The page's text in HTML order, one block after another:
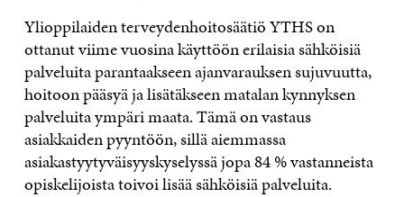
Ylioppilaiden terveydenhoitosäätiö YTHS on
ottanut viime vuosina käyttöön erilaisia sähköisiä
palveluita parantaakseen ajanvarauksen sujuvuutta,
hoitoon pääsyä ja lisätäkseen matalan kynnyksen
palveluita ympäri maata. Tämä on vastaus
asiakkaiden pyyntöön, sillä aiemmassa
asiakastyytyväisyyskyselyssä jopa 84 % vastanneista
opiskelijoista toivoi lisää sähköisiä palveluita.